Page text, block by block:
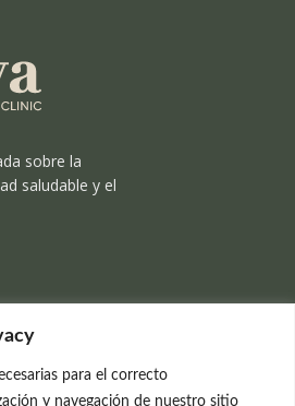
para el correcto
y navegación de nuestro sitio
sobre la
saludable y el
19 - 1º